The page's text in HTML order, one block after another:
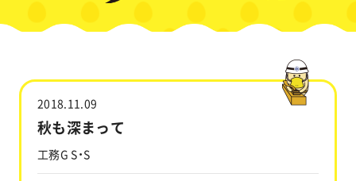
2018.11.09
秋も深まって
工務G S・S